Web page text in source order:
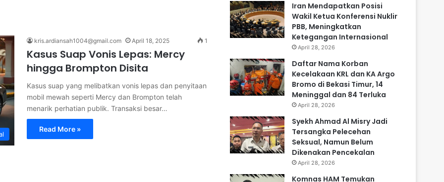
kris.ardiansah1004@gmail.com April 18, 2025 1
Kasus Suap Vonis Lepas: Mercy
hingga Brompton Disita
Kasus suap yang melibatkan vonis lepas dan penyitaan
mobil mewah seperti Mercy dan Brompton telah
menarik perhatian publik. Transaksi besar…
Read More »
Iran Mendapatkan Posisi
Wakil Ketua Konferensi Nuklir
PBB, Meningkatkan
Ketegangan Internasional
April 28, 2026
Daftar Nama Korban
Kecelakaan KRL dan KA Argo
Bromo di Bekasi Timur, 14
Meninggal dan 84 Terluka
April 28, 2026
Syekh Ahmad Al Misry Jadi
Tersangka Pelecehan
Seksual, Namun Belum
Dikenakan Pencekalan
April 28, 2026
Komnas HAM Temukan